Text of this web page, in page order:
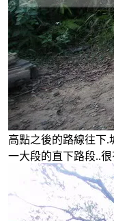
高點之後的路線往下.
一大段的直下路段..很